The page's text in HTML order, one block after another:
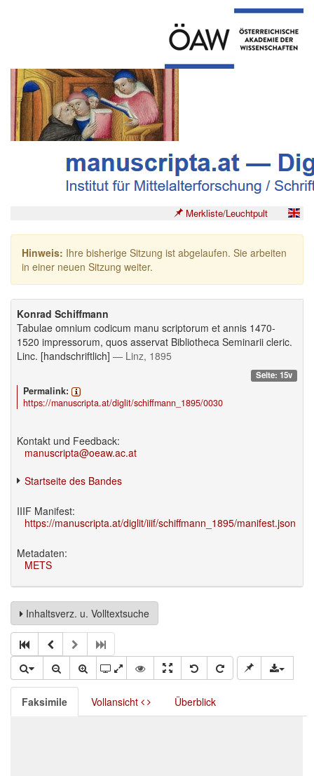
Merkliste/Leuchtpult
Hinweis: Ihre bisherige Sitzung ist abgelaufen. Sie arbeiten
in einer neuen Sitzung weiter.
Konrad Schiffmann
Tabulae omnium codicum manu scriptorum et annis 1470-
1520 impressorum, quos asservat Bibliotheca Seminarii cleric.
Linc. [handschriftlich] — Linz, 1895
Seite: 15v
Permalink:
https://manuscripta.at/diglit/schiffmann_1895/0030
Kontakt und Feedback:
manuscripta@oeaw.ac.at
Startseite des Bandes
IIIF Manifest:
https://manuscripta.at/diglit/iiif/schiffmann_1895/manifest.json
Metadaten:
METS
Inhaltsverz. u. Volltextsuche
Faksimile Vollansicht Überblick